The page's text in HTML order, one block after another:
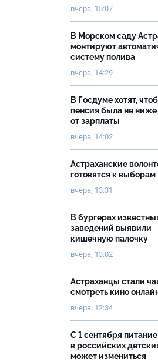
вчера, 15:07
В Морском саду
монтируют
систему полива
вчера, 14:29
В Госдуме хотят,
пенсия была не ниже
от зарплаты
вчера, 14:02
Астраханские
готовятся к выборам
вчера, 13:31
В бургерах
заведений выявили
кишечную палочку
вчера, 13:02
Астраханцы стали
смотреть кино
вчера, 12:34
С 1 сентября питание
в российских
может измениться